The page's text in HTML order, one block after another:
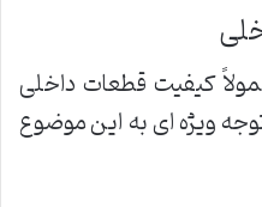
کیفیت قطعات داخلی
ویژه ای به این موضوع